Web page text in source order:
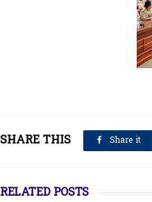
SHARE THIS Share it
RELATED POSTS